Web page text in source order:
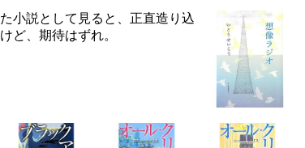
小説として見ると、正直造り込
ど、期待はずれ。